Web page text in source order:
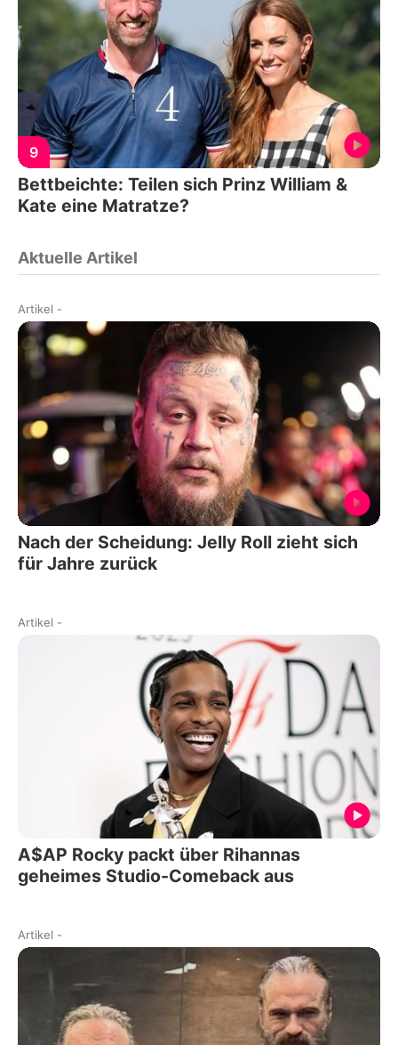
9
Bettbeichte: Teilen sich Prinz William &
Kate eine Matratze?
Aktuelle Artikel
Artikel -
Nach der Scheidung: Jelly Roll zieht sich
für Jahre zurück
Artikel -
A$AP Rocky packt über Rihannas
geheimes Studio-Comeback aus
Artikel -